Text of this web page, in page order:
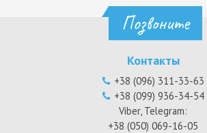
Позвоните
Контакты
+38 (096) 311-33-63
+38 (099) 936-34-54
Viber, Telegram:
+38 (050) 069-16-05